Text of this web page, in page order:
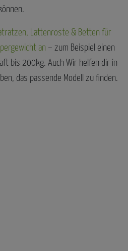
Lattenroste & Betten für
an – zum Beispiel einen
bis 200kg. Auch Wir helfen dir in
das passende Modell zu finden.